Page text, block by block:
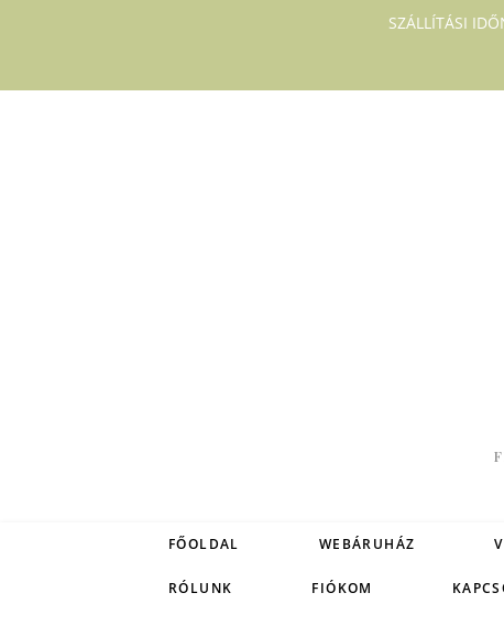
SZÁLLÍTÁSI
FŐOLDAL WEBÁRUHÁZ
RÓLUNK FIÓKOM